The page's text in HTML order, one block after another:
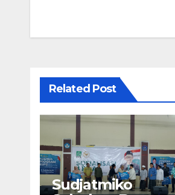
Related Post
Sudjatmiko